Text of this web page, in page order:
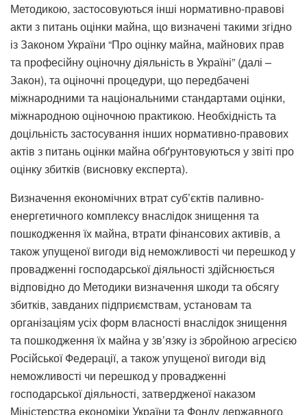
Методикою, застосовуються інші нормативно-правові
акти з питань оцінки майна, що визначені такими згідно
із Законом України “Про оцінку майна, майнових прав
та професійну оціночну діяльність в Україні” (далі –
Закон), та оціночні процедури, що передбачені
міжнародними та національними стандартами оцінки,
міжнародною оціночною практикою. Необхідність та
доцільність застосування інших нормативно-правових
актів з питань оцінки майна обґрунтовуються у звіті про
оцінку збитків (висновку експерта).
Визначення економічних втрат суб’єктів паливно-
енергетичного комплексу внаслідок знищення та
пошкодження їх майна, втрати фінансових активів, а
також упущеної вигоди від неможливості чи перешкод у
провадженні господарської діяльності здійснюється
відповідно до Методики визначення шкоди та обсягу
збитків, завданих підприємствам, установам та
організаціям усіх форм власності внаслідок знищення
та пошкодження їх майна у зв’язку із збройною агресією
Російської Федерації, а також упущеної вигоди від
неможливості чи перешкод у провадженні
господарської діяльності, затвердженої наказом
Міністерства економіки України та Фонду державного